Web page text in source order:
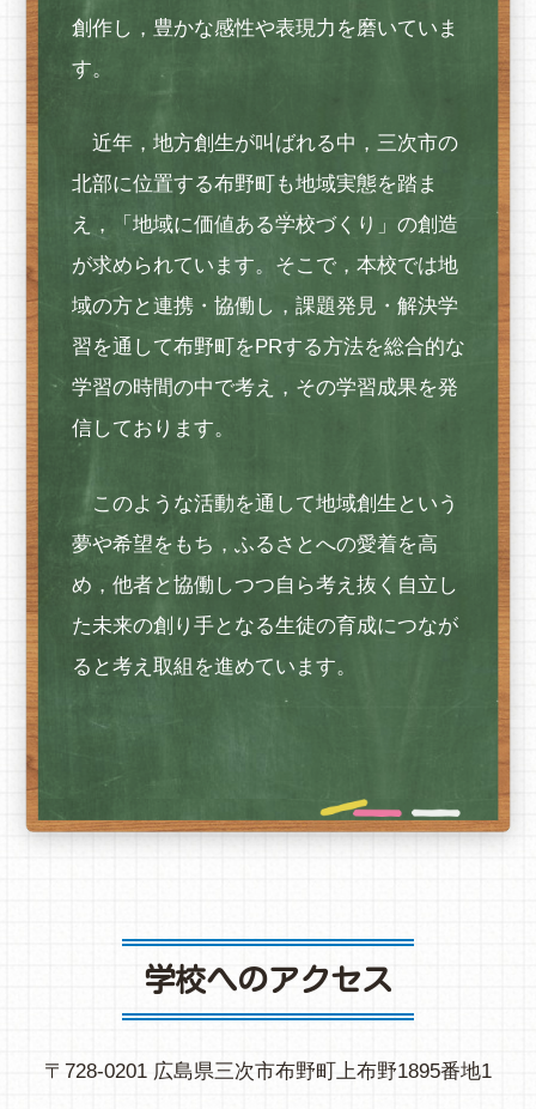
創作し，豊かな感性や表現力を磨いていま
す。
近年，地方創生が叫ばれる中，三次市の
北部に位置する布野町も地域実態を踏ま
え，「地域に価値ある学校づくり」の創造
が求められています。そこで，本校では地
域の方と連携・協働し，課題発見・解決学
習を通して布野町をPRする方法を総合的な
学習の時間の中で考え，その学習成果を発
信しております。
このような活動を通して地域創生という
夢や希望をもち，ふるさとへの愛着を高
め，他者と協働しつつ自ら考え抜く自立し
た未来の創り手となる生徒の育成につなが
ると考え取組を進めています。
学校へのアクセス
〒728-0201 広島県三次市布野町上布野1895番地1